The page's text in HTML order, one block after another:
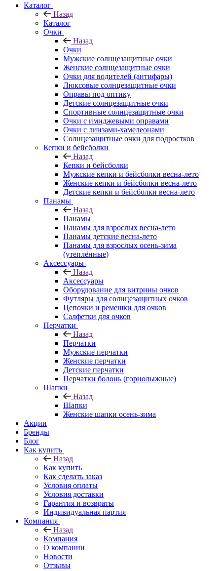
Каталог
Назад
Каталог
Очки
Назад
Очки
Мужские солнцезащитные очки
Женские солнцезащитные очки
Очки для водителей (антифары)
Люксовые солнцезащитные очки
Оправы под оптику
Детские солнцезащитные очки
Спортивные солнцезащитные очки
Очки с имиджевыми оправами
Очки с линзами-хамелеонами
Солнцезащитные очки для подростков
Кепки и бейсболки
Назад
Кепки и бейсболки
Мужские кепки и бейсболки весна-лето
Женские кепки и бейсболки весна-лето
Детские кепки и бейсболки весна-лето
Панамы
Назад
Панамы
Панамы для взрослых весна-лето
Панамы детские весна-лето
Панамы для взрослых осень-зима
(утеплённые)
Аксессуары
Назад
Аксессуары
Оборудование для витрины очков
Футляры для солнцезащитных очков
Цепочки и ремешки для очков
Салфетки для очков
Перчатки
Назад
Перчатки
Мужские перчатки
Женские перчатки
Детские перчатки
Перчатки болонь (горнолыжные)
Шапки
Назад
Шапки
Женские шапки осень-зима
Акции
Бренды
Блог
Как купить
Назад
Как купить
Как сделать заказ
Условия оплаты
Условия доставки
Гарантия и возвраты
Индивидуальная партия
Компания
Назад
Компания
О компании
Новости
Отзывы